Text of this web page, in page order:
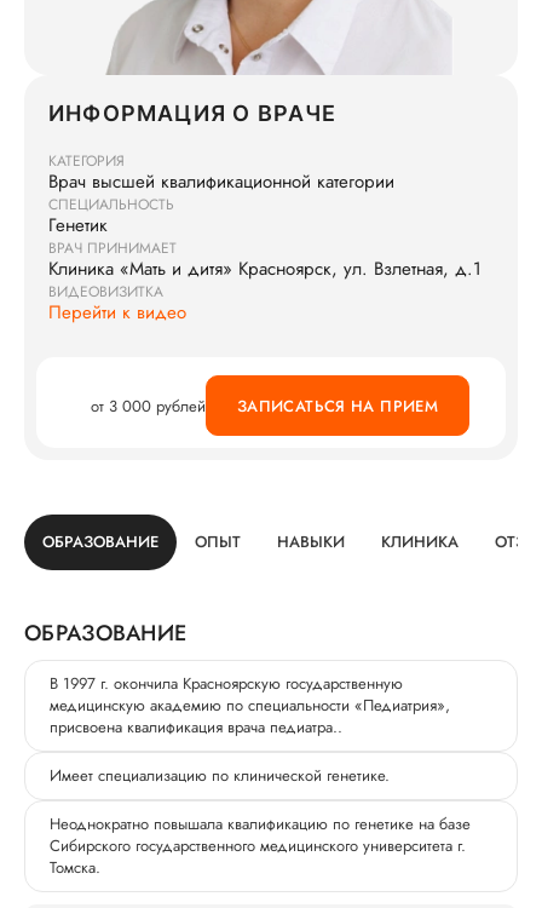
ИНФОРМАЦИЯ О ВРАЧЕ
КАТЕГОРИЯ
Врач высшей квалификационной категории
СПЕЦИАЛЬНОСТЬ
Генетик
ВРАЧ ПРИНИМАЕТ
Клиника «Мать и дитя» Красноярск, ул. Взлетная, д.1
ВИДЕОВИЗИТКА
Перейти к видео
от 3 000 рублей ЗАПИСАТЬСЯ НА ПРИЕМ
ОБРАЗОВАНИЕ ОПЫТ НАВЫКИ КЛИНИКА
ОБРАЗОВАНИЕ
В 1997 г. окончила Красноярскую государственную
медицинскую академию по специальности «Педиатрия»,
присвоена квалификация врача педиатра..
Имеет специализацию по клинической генетике.
Неоднократно повышала квалификацию по генетике на базе
Сибирского государственного медицинского университета г.
Томска.